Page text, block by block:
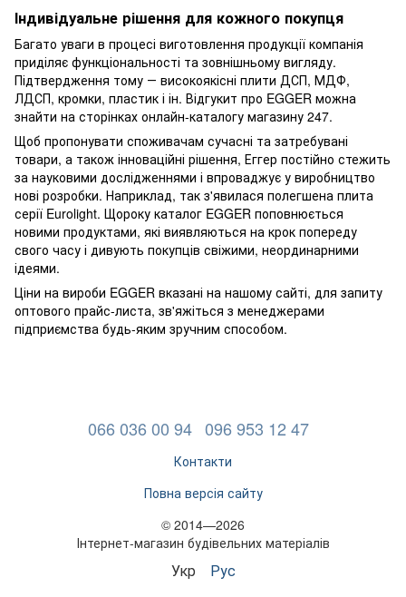
Індивідуальне рішення для кожного покупця
Багато уваги в процесі виготовлення продукції компанія
приділяє функціональності та зовнішньому вигляду.
Підтвердження тому ― високоякісні плити ДСП, МДФ,
ЛДСП, кромки, пластик і ін. Відгукит про EGGER можна
знайти на сторінках онлайн-каталогу магазину 247.
Щоб пропонувати споживачам сучасні та затребувані
товари, а також інноваційні рішення, Еггер постійно стежить
за науковими дослідженнями і впроваджує у виробництво
нові розробки. Наприклад, так з'явилася полегшена плита
серії Eurolight. Щороку каталог EGGER поповнюється
новими продуктами, які виявляються на крок попереду
свого часу і дивують покупців свіжими, неординарними
ідеями.
Ціни на вироби EGGER вказані на нашому сайті, для запиту
оптового прайс-листа, зв'яжіться з менеджерами
підприємства будь-яким зручним способом.
066 036 00 94 096 953 12 47
Контакти
Повна версія сайту
© 2014—2026
Інтернет-магазин будівельних матеріалів
Укр Рус